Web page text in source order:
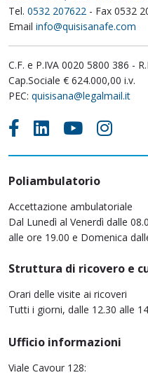
Tel. 0532 207622 - Fax 0532
Email info@quisisanafe.com
C.F. e P.IVA 0020 5800 386 -
Cap.Sociale € 624.000,00 i.v.
PEC: quisisana@legalmail.it
Poliambulatorio
Accettazione ambulatoriale
Dal Lunedì al Venerdì dalle
alle ore 19.00 e Domenica
Struttura di ricovero e
Orari delle visite ai ricoveri
Tutti i giorni, dalle 12.30 alle
Ufficio informazioni
Viale Cavour 128: